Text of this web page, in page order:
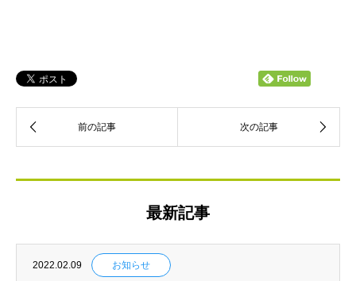
最新記事
2022.02.09 お知らせ